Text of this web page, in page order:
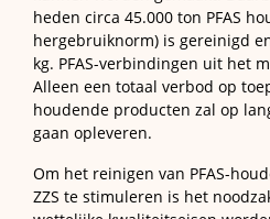
heden circa 45.000 ton PFAS
hergebruiknorm) is gereinigd
kg. PFAS-verbindingen uit het
Alleen een totaal verbod op
houdende producten zal op
gaan opleveren.
Om het reinigen van PFAS-
ZZS te stimuleren is het